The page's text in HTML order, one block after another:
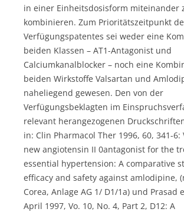
in einer Einheitsdosisform miteinander
kombinieren. Zum Prioritätszeitpunkt
Verfügungspatentes sei weder eine
beiden Klassen – AT1-Antagonist und
Calciumkanalblocker – noch eine
beiden Wirkstoffe Valsartan und
naheliegend gewesen. Den von der
Verfügungsbeklagten im
relevant herangezogenen
in: Clin Pharmacol Ther 1996, 60, 341-6:
new angiotensin II 0antagonist for the
essential hypertension: A comparative
efficacy and safety against amlodipine,
Corea, Anlage AG 1/ D1/1a) und Prasad
April 1997, Vo. 10, No. 4, Part 2, D12: A